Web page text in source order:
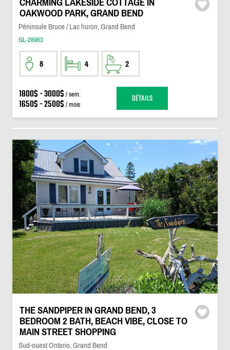
CHARMING LAKESIDE COTTAGE IN
OAKWOOD PARK, GRAND BEND
Péninsule Bruce / Lac huron, Grand Bend
GL-28963
8 4 2
1800$ - 3000$ / sem.
1650$ - 2500$ / mois DÉTAILS
THE SANDPIPER IN GRAND BEND, 3
BEDROOM 2 BATH, BEACH VIBE, CLOSE TO
MAIN STREET SHOPPING
Sud-ouest Ontario, Grand Bend